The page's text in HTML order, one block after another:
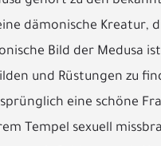
dämonische Kreatur,
Bild der Medusa
und Rüstungen zu
eine schöne
Tempel sexuell